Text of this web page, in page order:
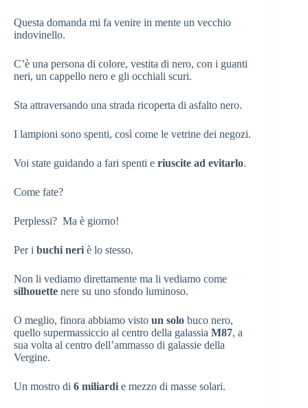
Questa domanda mi fa venire in mente un vecchio
indovinello.
C’è una persona di colore, vestita di nero, con i guanti
neri, un cappello nero e gli occhiali scuri.
Sta attraversando una strada ricoperta di asfalto nero.
I lampioni sono spenti, così come le vetrine dei negozi.
Voi state guidando a fari spenti e riuscite ad evitarlo.
Come fate?
Perplessi? Ma è giorno!
Per i buchi neri è lo stesso.
Non li vediamo direttamente ma li vediamo come
silhouette nere su uno sfondo luminoso.
O meglio, finora abbiamo visto un solo buco nero,
quello supermassiccio al centro della galassia M87, a
sua volta al centro dell’ammasso di galassie della
Vergine.
Un mostro di 6 miliardi e mezzo di masse solari.